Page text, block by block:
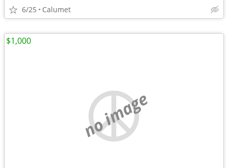
6/25 Calumet
no image
$1,000